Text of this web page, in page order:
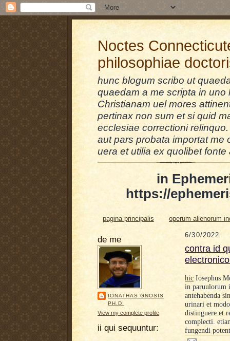
Noctes
philosophiae
hunc blogum scribo ut
quaedam a me scripta in
Christianam uel mores
pertinax non sum et si quid
ecclesiae correctioni
aut pars probata importat me
uera et utilia ex quolibet fonte
in
https://
pagina principalis operum alienorum
de me
IONATHAS GNOSIS
PH.D.
View my complete profile
ii qui sequuntur:
6/30/2022
contra id
hic Iosephus
in paruulorum
antehabenda
urinari et
distinguere et
complecti.
fungendi